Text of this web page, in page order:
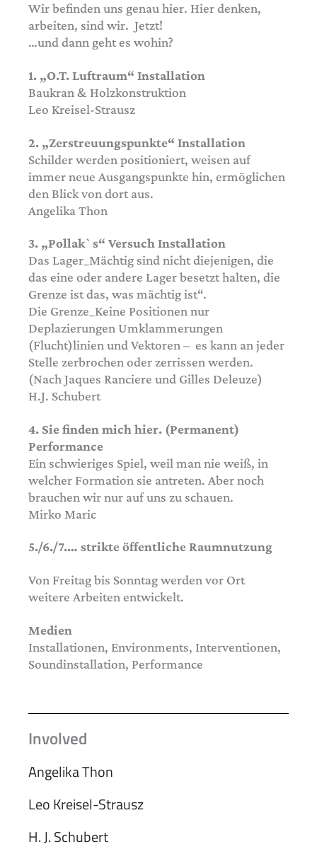
Wir befinden uns genau hier. Hier denken,
arbeiten, sind wir. Jetzt!
…und dann geht es wohin?
1. „O.T. Luftraum“ Installation
Baukran & Holzkonstruktion
Leo Kreisel-Strausz
2. „Zerstreuungspunkte“ Installation
Schilder werden positioniert, weisen auf
immer neue Ausgangspunkte hin, ermöglichen
den Blick von dort aus.
Angelika Thon
3. „Pollak`s“ Versuch Installation
Das Lager_Mächtig sind nicht diejenigen, die
das eine oder andere Lager besetzt halten, die
Grenze ist das, was mächtig ist“.
Die Grenze_Keine Positionen nur
Deplazierungen Umklammerungen
(Flucht)linien und Vektoren – es kann an jeder
Stelle zerbrochen oder zerrissen werden.
(Nach Jaques Ranciere und Gilles Deleuze)
H.J. Schubert
4. Sie finden mich hier. (Permanent)
Performance
Ein schwieriges Spiel, weil man nie weiß, in
welcher Formation sie antreten. Aber noch
brauchen wir nur auf uns zu schauen.
Mirko Maric
5./6./7.… strikte öffentliche Raumnutzung
Von Freitag bis Sonntag werden vor Ort
weitere Arbeiten entwickelt.
Medien
Installationen, Environments, Interventionen,
Soundinstallation, Performance
Involved
Angelika Thon
Leo Kreisel-Strausz
H. J. Schubert